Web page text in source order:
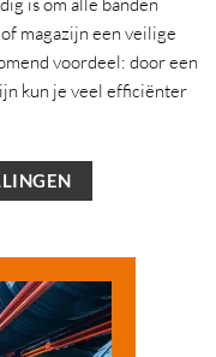
is om alle banden
magazijn een veilige
voordeel: door een
kun je veel efficiënter